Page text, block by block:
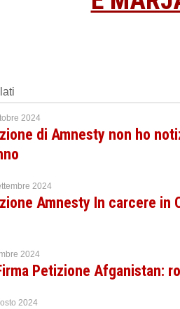
2024
di Amnesty non ho
2024
Amnesty In carcere in
2024
Petizione Afganistan:
2024